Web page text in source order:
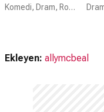
Komedi, Dram, Romantik
Ekleyen: allymcbeal